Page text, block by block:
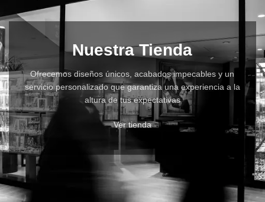
Nuestra Tienda
Ofrecemos diseños únicos, acabados impecables y un
servicio personalizado que garantiza una experiencia a la
altura de tus expectativas
Ver tienda